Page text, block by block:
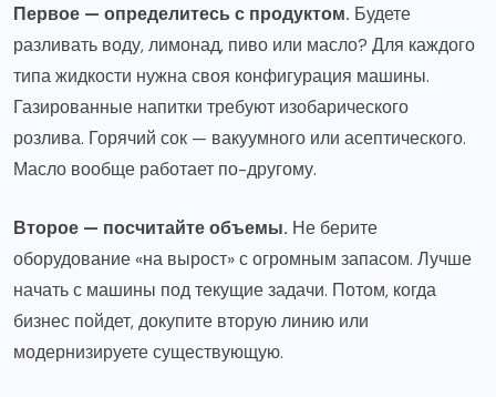
Первое — определитесь с продуктом. Будете
разливать воду, лимонад, пиво или масло? Для каждого
типа жидкости нужна своя конфигурация машины.
Газированные напитки требуют изобарического
розлива. Горячий сок — вакуумного или асептического.
Масло вообще работает по-другому.
Второе — посчитайте объемы. Не берите
оборудование «на вырост» с огромным запасом. Лучше
начать с машины под текущие задачи. Потом, когда
бизнес пойдет, докупите вторую линию или
модернизируете существующую.